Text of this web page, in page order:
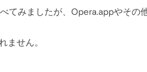
てみましたが、Opera.appやその
ません。